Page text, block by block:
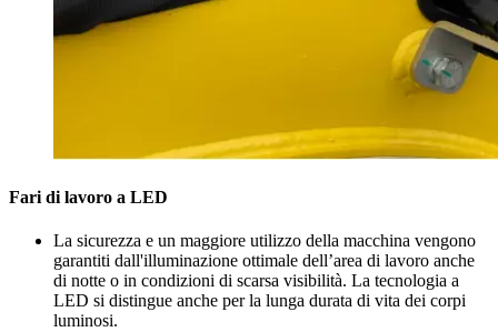
Fari di lavoro a LED
La sicurezza e un maggiore utilizzo della macchina vengono
garantiti dall'illuminazione ottimale dell’area di lavoro anche
di notte o in condizioni di scarsa visibilità. La tecnologia a
LED si distingue anche per la lunga durata di vita dei corpi
luminosi.